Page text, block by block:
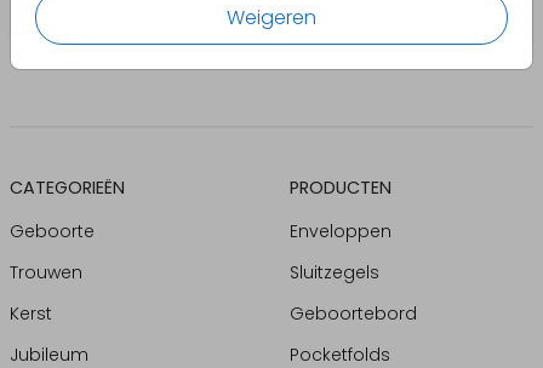
Weigeren
CATEGORIEËN
Geboorte
Trouwen
Kerst
Jubileum
PRODUCTEN
Enveloppen
Sluitzegels
Geboortebord
Pocketfolds